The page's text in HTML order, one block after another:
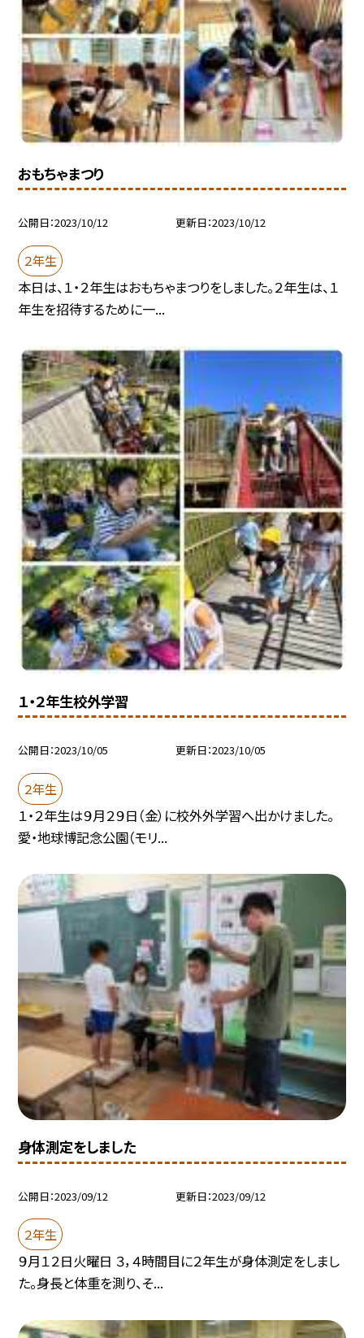
おもちゃまつり
公開日 2023/10/12 更新日 2023/10/12
２年生
本日は、１・２年生はおもちゃまつりをしました。２年生は、１
年生を招待するために一...
１・２年生校外学習
公開日 2023/10/05 更新日 2023/10/05
２年生
１・２年生は９月２９日（金）に校外外学習へ出かけました。
愛・地球博記念公園（モリ...
身体測定をしました
公開日 2023/09/12 更新日 2023/09/12
２年生
９月１２日火曜日 ３，４時間目に２年生が身体測定をしまし
た。身長と体重を測り、そ...